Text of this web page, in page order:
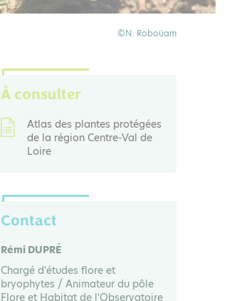
©N. Roboüam
À consulter
Atlas des plantes protégées
de la région Centre-Val de
Loire
Contact
Rémi DUPRÉ
Chargé d'études flore et
bryophytes / Animateur du pôle
Flore et Habitat de l'Observatoire